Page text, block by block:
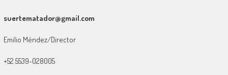
suertematador@gmail.com
Emilio Méndez/Director
+52 5539-028005